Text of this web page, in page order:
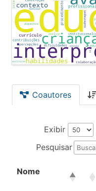
Coautores
Exibir
Pesquisar
Nome